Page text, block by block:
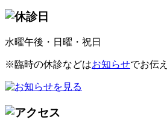
水曜午後・日曜・祝日
※臨時の休診などはお知らせでお伝